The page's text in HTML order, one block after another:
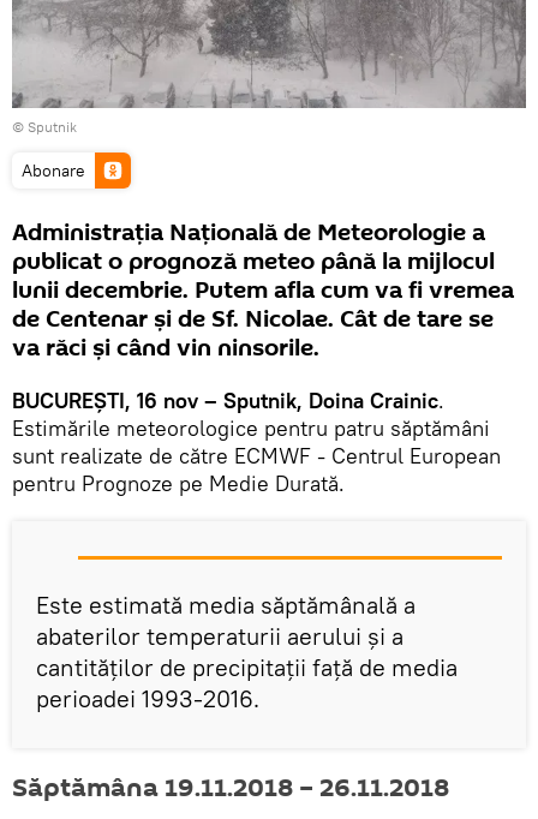
© Sputnik
Abonare
Administraţia Naţională de Meteorologie a
publicat o prognoză meteo până la mijlocul
lunii decembrie. Putem afla cum va fi vremea
de Centenar şi de Sf. Nicolae. Cât de tare se
va răci şi când vin ninsorile.
BUCUREŞTI, 16 nov – Sputnik, Doina Crainic.
Estimările meteorologice pentru patru săptămâni
sunt realizate de către ECMWF - Centrul European
pentru Prognoze pe Medie Durată.
Este estimată media săptămânală a
abaterilor temperaturii aerului și a
cantităților de precipitații față de media
perioadei 1993-2016.
Săptămâna 19.11.2018 – 26.11.2018